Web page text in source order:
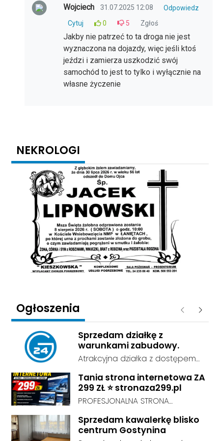
Wojciech 31.07.2025 12:08
Odpowiedz
Cytuj
0 5 Zgłoś
Jakby nie patrzeć to ta droga nie jest
wyznaczona na dojazdy, więc jeśli ktoś
jeździ i zamierza uszkodzić swój
samochód to jest to tylko i wyłącznie na
własne życzenie
NEKROLOGI
Ogłoszenia Poprzednie
Sprzedam działkę z
warunkami zabudowy.
Atrakcyjna działka z dostępem
o powierzchni 0,4ha , przy drodze
asfaltowej.
Tania strona internetowa ZA
299 ZŁ ⭐ stronaza299.pl
PROFESJONALNA STRONA
mieć profesjonalną stronę
internetową, ale nie chcesz
Sprzedam kawalerkę blisko
centrum Gostynina